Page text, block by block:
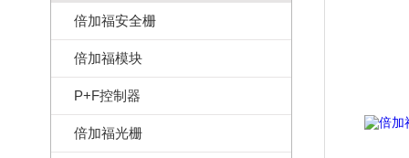
倍加福安全栅
倍加福模块
P+F控制器
倍加福光栅